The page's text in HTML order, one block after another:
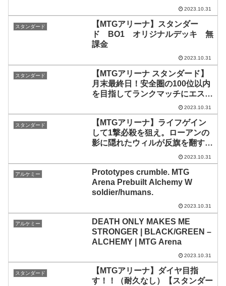
2023.10.31
スタンダード
【MTGアリーナ】スタンダー
ド BO1 オリジナルデッキ 無
課金
2023.10.31
スタンダード
【MTGアリーナ スタンダード】
月末最終日！安全圏の100位以内
を目指してランクマッチにエスパ
2023.10.31
スタンダード
【MTGアリーナ】ライフゲイン
して1撃必殺を狙え。ローアンの
影に隠れたウィルが反旗を翻す
「がんばれウィル」｜スタンダー
ド【エルドレインの森】BO1
2023.10.31
アルケミー
Prototypes crumble. MTG
Arena Prebuilt Alchemy W
soldier/humans.
2023.10.31
アルケミー
DEATH ONLY MAKES ME
STRONGER | BLACK/GREEN –
ALCHEMY | MTG Arena
2023.10.31
スタンダード
【MTGアリーナ】ダイヤ目指
す！！（耐久なし）【スタンダー